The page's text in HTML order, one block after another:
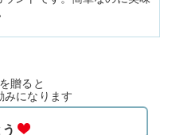
贈ると
みになります